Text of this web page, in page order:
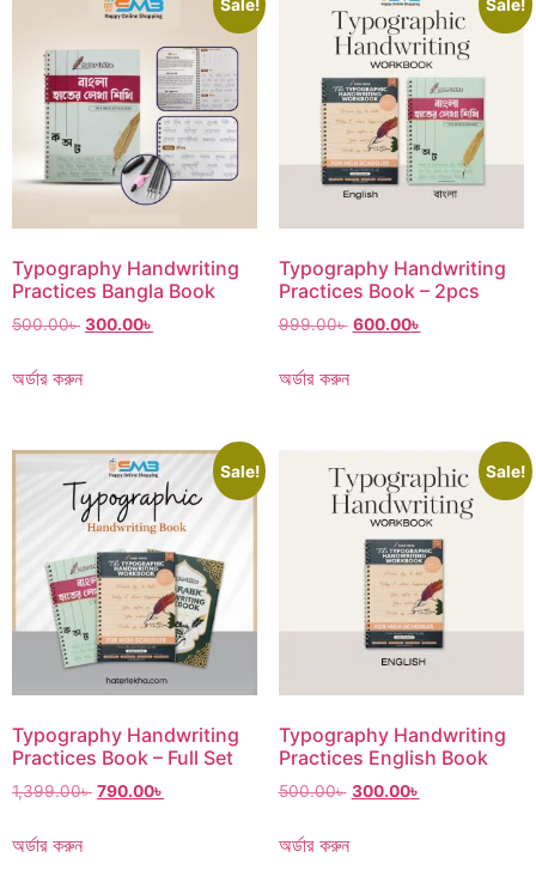
Sale!
Typography Handwriting
Practices Bangla Book
500.00৳ 300.00৳
অর্ডার করুন
Sale!
Typography Handwriting
Practices Book – 2pcs
999.00৳ 600.00৳
অর্ডার করুন
Sale!
Typography Handwriting
Practices Book – Full Set
1,399.00৳ 790.00৳
অর্ডার করুন
Sale!
Typography Handwriting
Practices English Book
500.00৳ 300.00৳
অর্ডার করুন